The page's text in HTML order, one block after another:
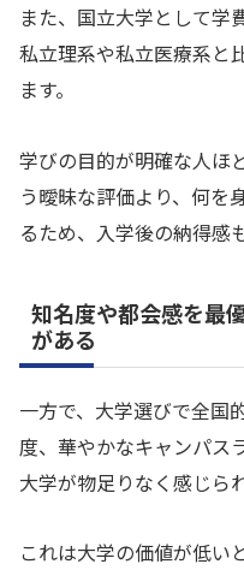
また、国立大学として学
私立理系や私立医療系と
ます。
学びの目的が明確な人ほ
う曖昧な評価より、何を
るため、入学後の納得感
知名度や都会感を最
がある
一方で、大学選びで全国
度、華やかなキャンパス
大学が物足りなく感じら
これは大学の価値が低い